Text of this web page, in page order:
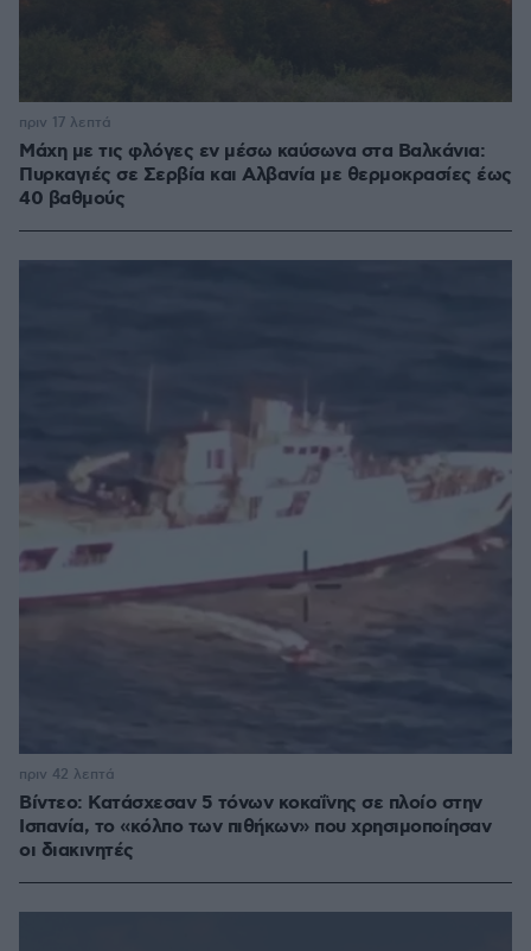
Μάχη με τις φλόγες εν μέσω καύσωνα στα Βαλκάνια:
Πυρκαγιές σε Σερβία και Αλβανία με θερμοκρασίες έως
40 βαθμούς
πριν 17 λεπτά
Βίντεο: Κατάσχεσαν 5 τόνων κοκαΐνης σε πλοίο στην
Ισπανία, το «κόλπο των πιθήκων» που χρησιμοποίησαν
οι διακινητές
πριν 42 λεπτά